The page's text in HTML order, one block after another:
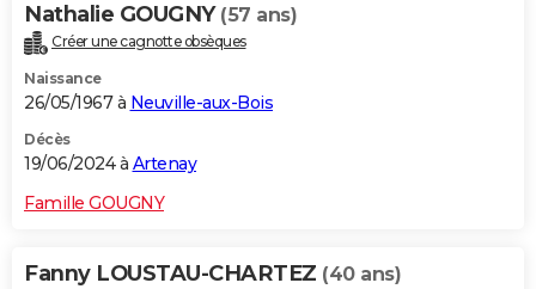
Nathalie GOUGNY (57 ans)
Créer une cagnotte obsèques
Naissance
26/05/1967 à Neuville-aux-Bois
Décès
19/06/2024 à Artenay
Famille GOUGNY
Fanny LOUSTAU-CHARTEZ (40 ans)